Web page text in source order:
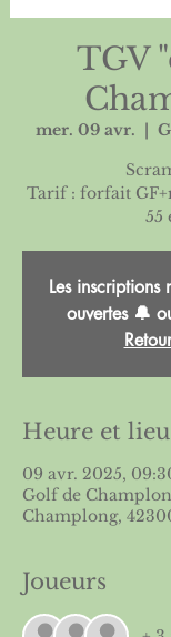
TGV
mer. 09 avr.
Tarif : forfait
55
Les inscriptions
ouvertes 🔔
Heure et lieu
09 avr. 2025,
Golf de
Champlong,
Joueurs